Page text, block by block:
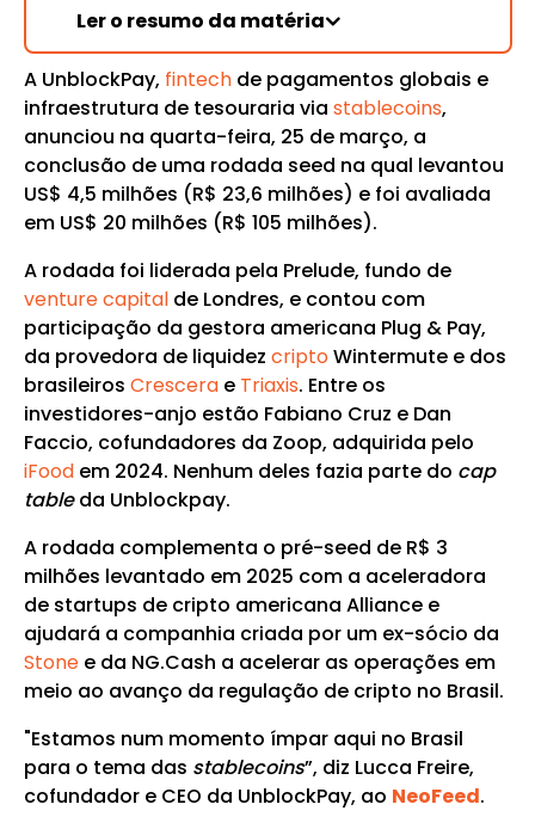
Ler o resumo da matéria
A UnblockPay, fintechde pagamentos globais e
infraestrutura de tesouraria via stablecoins,
anunciou na quarta-feira, 25 de março, a
conclusão de uma rodada seed na qual levantou
US$ 4,5 milhões (R$ 23,6 milhões) e foi avaliada
em US$ 20 milhões (R$ 105 milhões).
A rodada foi liderada pela Prelude, fundo de
venture capitalde Londres, e contou com
participação da gestora americana Plug & Pay,
da provedora de liquidez criptoWintermute e dos
brasileiros Crescerae Triaxis. Entre os
investidores-anjo estão Fabiano Cruz e Dan
Faccio, cofundadores da Zoop, adquirida pelo
iFoodem 2024. Nenhum deles fazia parte do cap
tableda Unblockpay.
A rodada complementa o pré-seed de R$ 3
milhões levantado em 2025 com a aceleradora
de startups de cripto americana Alliance e
ajudará a companhia criada por um ex-sócio da
Stonee da NG.Cash a acelerar as operações em
meio ao avanço da regulação de cripto no Brasil.
"Estamos num momento ímpar aqui no Brasil
para o tema das stablecoins”, diz Lucca Freire,
cofundador e CEO da UnblockPay, ao NeoFeed.